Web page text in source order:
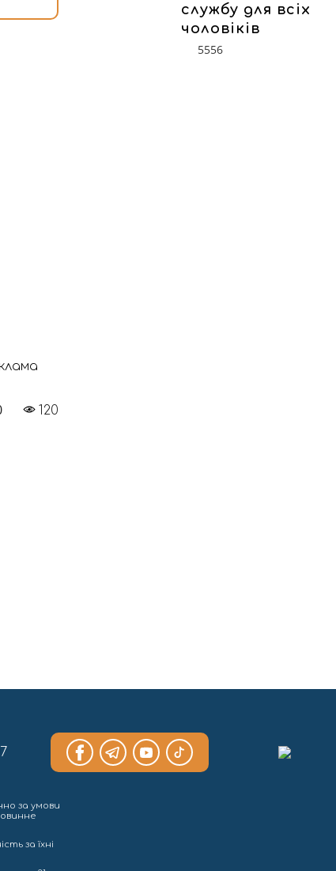
120
службу для всіх
чоловіків
5556
за умови
за їхні